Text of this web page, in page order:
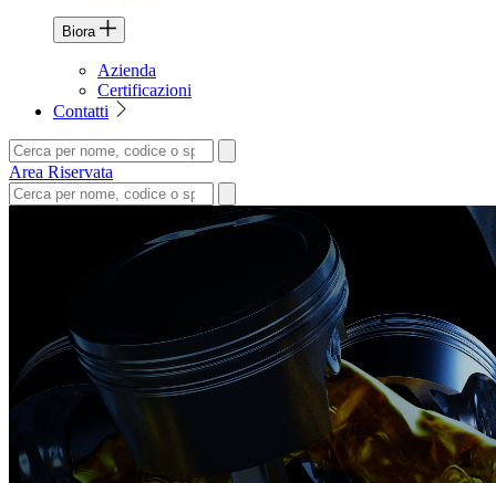
Biora
Azienda
Certificazioni
Contatti
Area Riservata